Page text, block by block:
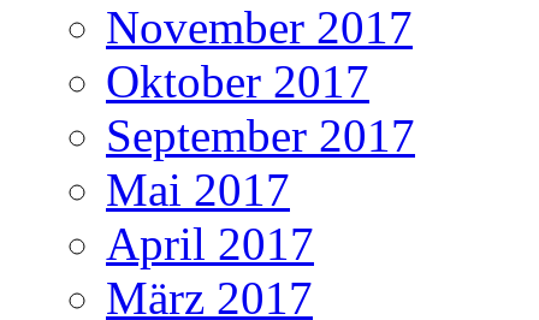
November 2017
Oktober 2017
September 2017
Mai 2017
April 2017
März 2017